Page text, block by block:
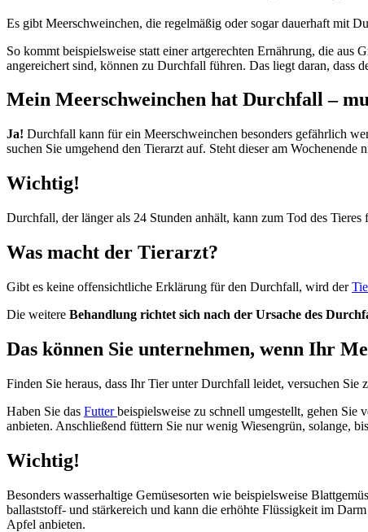
Es gibt Meerschweinchen, die regelmäßig oder sogar dauerhaft mit
So kommt beispielsweise statt einer artgerechten Ernährung, die
angereichert sind, können zu Durchfall führen. Das liegt daran, dass
Mein Meerschweinchen hat Durchfall –
Ja! Durchfall kann für ein Meerschweinchen besonders gefährlich
suchen Sie umgehend den Tierarzt auf. Steht dieser am
Wichtig!
Durchfall, der länger als 24 Stunden anhält, kann zum Tod des Tieres
Was macht der Tierarzt?
Gibt es keine offensichtliche Erklärung für den Durchfall, wird der
Die weitere Behandlung richtet sich nach der Ursache des
Das können Sie unternehmen, wenn Ihr
Finden Sie heraus, dass Ihr Tier unter Durchfall leidet, versuchen Sie
Haben Sie das Futterbeispielsweise zu schnell umgestellt, gehen
anbieten. Anschließend füttern Sie nur wenig Wiesengrün, solange,
Wichtig!
Besonders wasserhaltige Gemüsesorten wie beispielsweise
ballaststoff- und stärkereich und kann die erhöhte Flüssigkeit im
Apfel anbieten.